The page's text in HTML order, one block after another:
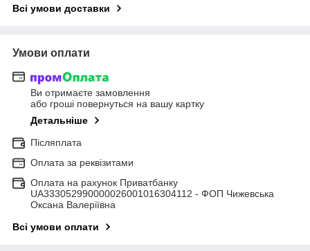
Всі умови доставки
Умови оплати
Ви отримаєте замовлення
або гроші повернуться на вашу картку
Детальніше
Післяплата
Оплата за реквізитами
Оплата на рахунок Приватбанку
UA333052990000026001016304112 - ФОП Чижевська
Оксана Валеріївна
Всі умови оплати